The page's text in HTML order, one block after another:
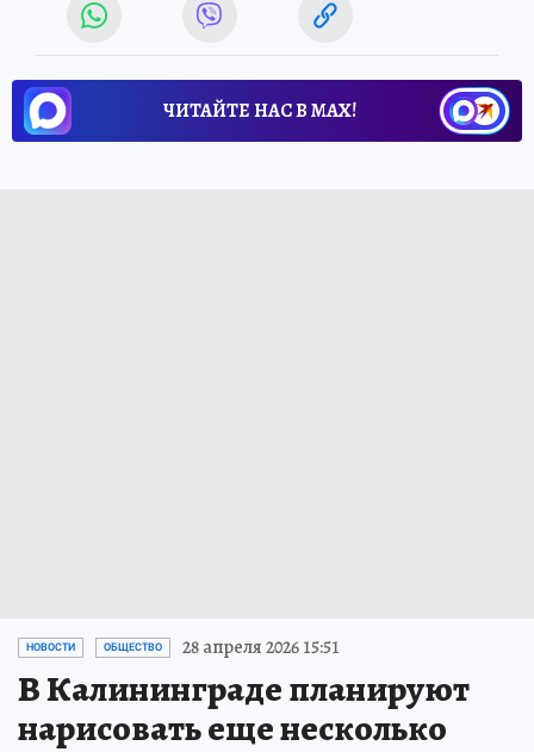
ЧИТАЙТЕ НАС В МАХ!
НОВОСТИ ОБЩЕСТВО 28 апреля 2026 15:51
В Калининграде планируют
нарисовать еще несколько